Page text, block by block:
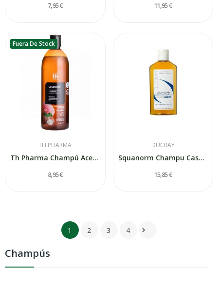
Champús
7,95 € 11,95 €
Fuera De Stock
TH PHARMA
Th Pharma Champú Aceite Camelia y Macadamia 1...
8,95 €
DUCRAY
Squanorm Champu Caspa Grasa 200 Ml
15,85 €
1 2 3 4 